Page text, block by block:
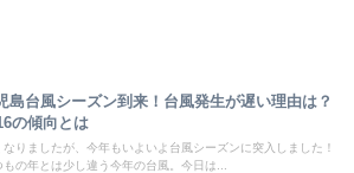
島台風シーズン到来！台風発生が遅い理由は？
の傾向とは
なりましたが、今年もいよいよ台風シーズンに突入しました！
もの年とは少し違う今年の台風。今日は...